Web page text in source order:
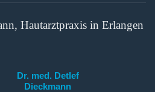
Dr. med. Detlef
Dieckmann